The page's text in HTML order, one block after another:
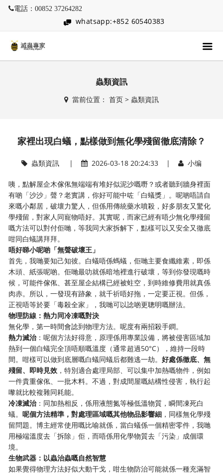
電話：00852 37264282
whatsapp:+852 60540383
蟲類資訊
當前位置： 首页> 蟲類資訊
家裡出現白蟻，點樣做到無化學殘留徹底清除？
蟲類資訊| 2026-03-18 20:24:33 | 小编
咦，點解屋企木傢俬無端端有堆好似泥沙嘅嘢？或者聽到牆身裡面
有啲「沙沙」聲？老實講，你好可能中咗「白蟻獎」。呢啲唔請自
來嘅小鄰居，破壞力驚人，但係用傳統藥水噴殺，好多朋友又驚化
學殘留，對家人同寵物唔好。其實呢，而家已經有唔少無化學殘留
嘅方法可以對付佢哋，等我同大家拆解下，點樣可以又安全又徹底
咁同白蟻講拜拜。
唔好睇小呢啲「無聲破壞王」
首先，我哋要知己知彼。白蟻唔係螞蟻，佢哋主要食纖維素，即係
木頭、紙張呢啲。佢哋最叻就係暗地裡進行破壞，等到你發現嘅時
候，可能件傢俬、甚至屋企結構已經被蛀空，到時維修費用就真係
肉赤。所以，一發現有跡象，就千祈唔好拖，一定要正視。但係，
正視唔等於要「毒殺全家」，我哋可以諗啲更聰明嘅辦法。
物理防線：熱力同冷凍嘅對決
無化學，第一時間會諗到物理方法。呢度有兩招殺手鐧。
熱力滅治：呢個方法好得意，原理係用專業設備，將被侵害區域加
熱到一個白蟻完全頂唔順嘅溫度（通常超過50°C），維持一段時
間。咁樣可以做到底層嘅白蟻同蟻后都難逃一劫。好處係徹底、無
殘留、即時見效 ，特別適合處理局部、可以集中加熱嘅物件，例如
一件貴重傢俬、一批木料。不過，對成間屋嘅結構性侵害，執行起
嚟就比較複雜同耗能。
冷凍滅治：同加熱相反，係用液態氮等極低溫物質，瞬間凍死白
蟻。呢個方法精準，對處理區域嘅其他物品影響細 ，同樣無化學殘
留問題。博主經常使用嘅比喻就係，當白蟻係一個精密零件，我哋
用極端溫度去「拆除」佢，而唔係用化學物質去「污染」成個環
境。
生物武器：以蟲治蟲嘅自然智慧
如果覺得物理方法好似大動干戈，咁生物防治可能就係一種充滿智